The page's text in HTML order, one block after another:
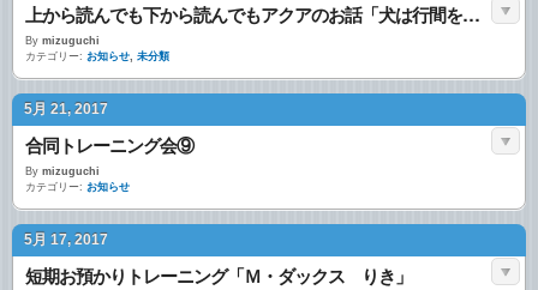
上から読んでも下から読んでもアクアのお話「犬は行間を読むか？」
By mizuguchi
カテゴリー: お知らせ, 未分類
5月 21, 2017
合同トレーニング会⑨
By mizuguchi
カテゴリー: お知らせ
5月 17, 2017
短期お預かりトレーニング「Ｍ・ダックス りき」